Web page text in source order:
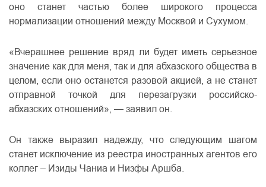
оно станет частью более широкого процесса
нормализации отношений между Москвой и Сухумом.
«Вчерашнее решение вряд ли будет иметь серьезное
значение как для меня, так и для абхазского общества в
целом, если оно останется разовой акцией, а не станет
отправной точкой для перезагрузки российско-
абхазских отношений», — заявил он.
Он также выразил надежду, что следующим шагом
станет исключение из реестра иностранных агентов его
коллег – Изиды Чаниа и Низфы Аршба.